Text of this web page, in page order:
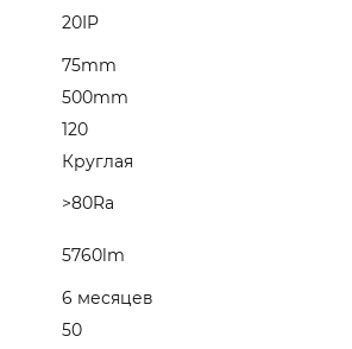
20IP
75mm
500mm
120
Круглая
>80Ra
5760lm
6 месяцев
50